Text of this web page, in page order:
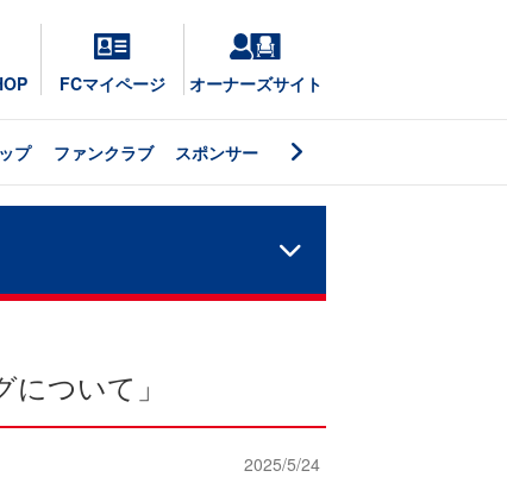
FCマイページ オーナーズサイト
プ ファンクラブ スポンサー
ついて」
2025/5/24